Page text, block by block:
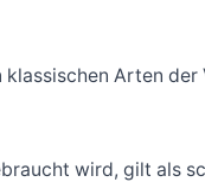
Arten der
wird, gilt als